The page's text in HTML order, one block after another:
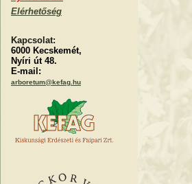
Elérhetőség
Kapcsolat:
6000 Kecskemét,
Nyíri út 48.
E-mail:
arboretum@kefag.hu